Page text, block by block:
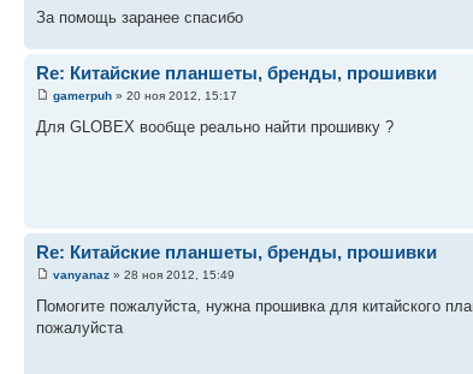
За помощь заранее спасибо
Re: Китайские планшеты, бренды, прошивки
gamerpuh » 20 ноя 2012, 15:17
Для GLOBEX вообще реально найти прошивку ?
Re: Китайские планшеты, бренды, прошивки
vanyanaz » 28 ноя 2012, 15:49
Помогите пожалуйста, нужна прошивка для китайского
пожалуйста